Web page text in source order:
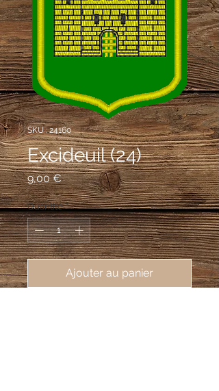
SKU : 24160
Excideuil (24)
9,00 €Prix
Quantité *
Ajouter au panier